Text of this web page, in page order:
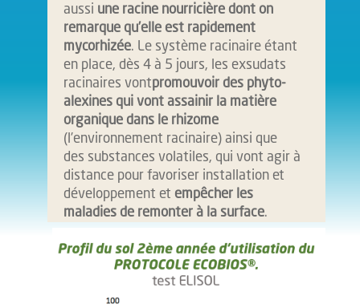
aussi une racine nourricière dont on
remarque qu’elle est rapidement
mycorhizée. Le système racinaire étant
en place, dès 4 à 5 jours, les exsudats
racinaires vontpromouvoir des phyto-
alexines qui vont assainir la matière
organique dans le rhizome
(l’environnement racinaire) ainsi que
des substances volatiles, qui vont agir à
distance pour favoriser installation et
développement et empêcher les
maladies de remonter à la surface.